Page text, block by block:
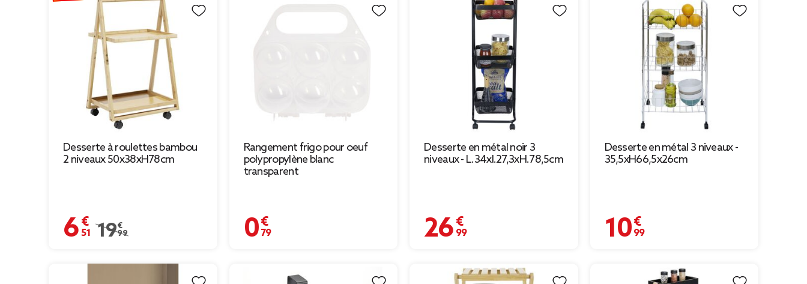
Desserte à roulettes bambou
2 niveaux 50x38xH78cm
6,51 €
Prix remisé de 19,99 € à 6,51 €
19,99 €
Rangement frigo pour oeuf
polypropylène blanc
transparent
0,79 €
Desserte en métal noir 3
niveaux - L.34xl.27,3xH.78,5cm
26,99 €
Desserte en métal 3 niveaux -
35,5xH66,5x26cm
10,99 €